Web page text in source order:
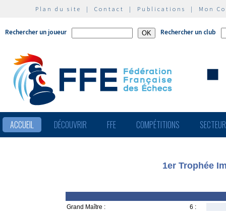
Plan du site | Contact | Publications | Mon
Rechercher un joueur Rechercher un club
ACCUEIL DÉCOUVRIR FFE COMPÉTITIONS
1er Trophée
Grand Maître :
6 :